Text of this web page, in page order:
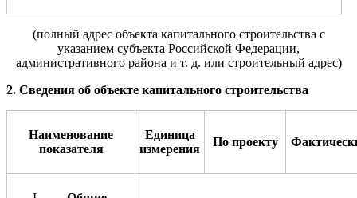
(полный адрес объекта капитального строительства с
указанием субъекта Российской Федерации,
административного района и т. д. или строительный адрес)
2. Сведения об объекте капитального строительства
Наименование
показателя
Единица
измерения
По проекту Фактиче